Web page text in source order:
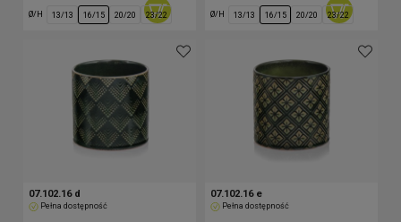
Ø/H 13/13 16/15 20/20 23/22 Ø/H 13/13 16/15 20/20 23/22
07.102.16 d
Pełna dostępność
07.102.16 e
Pełna dostępność